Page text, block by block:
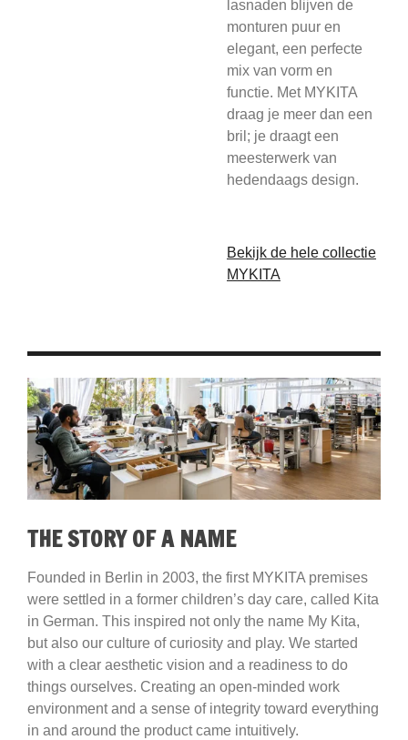
lasnaden blijven de
monturen puur en
elegant, een perfecte
mix van vorm en
functie. Met MYKITA
draag je meer dan een
bril; je draagt een
meesterwerk van
hedendaags design.
Bekijk de hele collectie
MYKITA
THE STORY OF A NAME
Founded in Berlin in 2003, the first MYKITA premises
were settled in a former children’s day care, called Kita
in German. This inspired not only the name My Kita,
but also our culture of curiosity and play. We started
with a clear aesthetic vision and a readiness to do
things ourselves. Creating an open-minded work
environment and a sense of integrity toward everything
in and around the product came intuitively.